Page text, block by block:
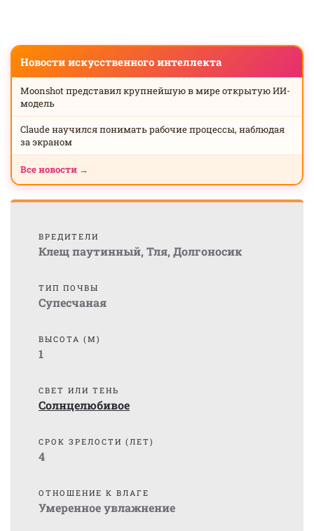
Новости искусственного интеллекта
Moonshot представил крупнейшую в мире открытую ИИ-
модель
Claude научился понимать рабочие процессы, наблюдая
за экраном
Все новости →
ВРЕДИТЕЛИ
Клещ паутинный, Тля, Долгоносик
ТИП ПОЧВЫ
Супесчаная
ВЫСОТА (М)
1
СВЕТ ИЛИ ТЕНЬ
Солнцелюбивое
СРОК ЗРЕЛОСТИ (ЛЕТ)
4
ОТНОШЕНИЕ К ВЛАГЕ
Умеренное увлажнение